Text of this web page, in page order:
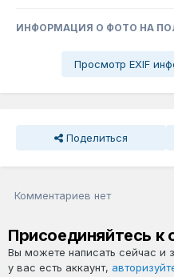
ИНФОРМАЦИЯ О ФОТО НА
Просмотр EXIF
Поделиться
Комментариев нет
Присоединяйтесь
Вы можете написать сейчас и
у вас есть аккаунт,